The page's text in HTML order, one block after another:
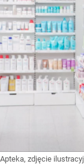
Apteka, zdjęcie